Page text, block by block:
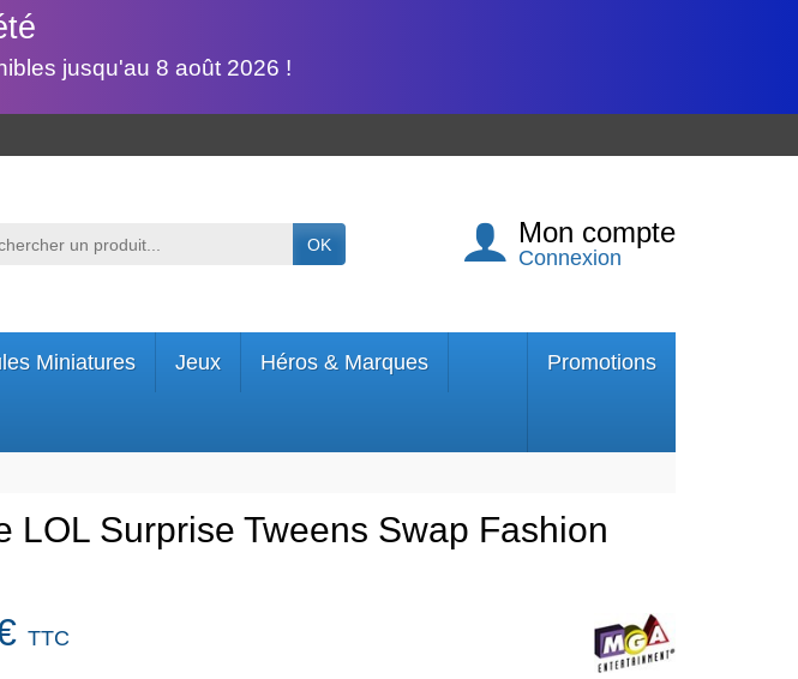
jusqu'au 8 août 2026 !
OK Mon compte
Connexion
Miniatures Jeux Héros & Marques Promotions
LOL Surprise Tweens Swap Fashion
TTC